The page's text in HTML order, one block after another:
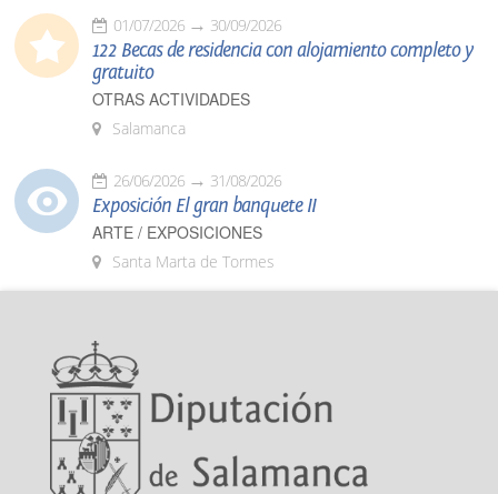
01/07/2026 30/09/2026
122 Becas de residencia con alojamiento completo y
gratuito
OTRAS ACTIVIDADES
Salamanca
26/06/2026 31/08/2026
Exposición El gran banquete II
ARTE / EXPOSICIONES
Santa Marta de Tormes